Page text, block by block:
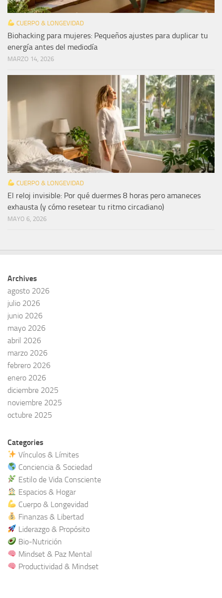
CUERPO & LONGEVIDAD
Biohacking para mujeres: Pequeños ajustes para duplicar tu
energía antes del mediodía
MARZO 14, 2026
CUERPO & LONGEVIDAD
El reloj invisible: Por qué duermes 8 horas pero amaneces
exhausta (y cómo resetear tu ritmo circadiano)
MAYO 6, 2026
Archives
agosto 2026
julio 2026
junio 2026
mayo 2026
abril 2026
marzo 2026
febrero 2026
enero 2026
diciembre 2025
noviembre 2025
octubre 2025
Categories
Vínculos & Límites
Conciencia & Sociedad
Estilo de Vida Consciente
Espacios & Hogar
Cuerpo & Longevidad
Finanzas & Libertad
Liderazgo & Propósito
Bio-Nutrición
Mindset & Paz Mental
Productividad & Mindset